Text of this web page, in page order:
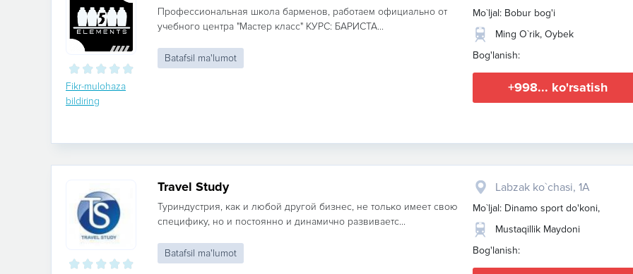
Fikr-mulohaza
bildiring
Профессиональная школа барменов, работаем официально от
учебного центра "Мастер класс" КУРС: БАРИСТА...
Batafsil ma'lumot
Mo`ljal: Bobur bog'i
Ming O`rik, Oybek
Bog'lanish:
+998... ko'rsatish
Travel Study
Туриндустрия, как и любой другой бизнес, не только имеет свою
специфику, но и постоянно и динамично развиваетс...
Batafsil ma'lumot
Labzak ko`chasi, 1A
Mo`ljal: Dinamo sport do'koni,
Mustaqillik Maydoni
Bog'lanish: